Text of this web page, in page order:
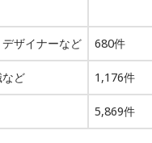
ザイナーなど 680件
ど 1,176件
5,869件